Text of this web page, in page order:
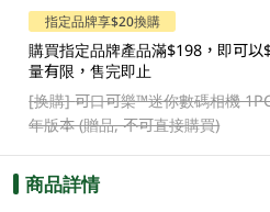
指定品牌享$20換購
購買指定品牌產品滿$198，即可
量有限，售完即止
[换購]可口可樂™️迷你數碼相機
年版本 (贈品, 不可直接購買)
商品詳情